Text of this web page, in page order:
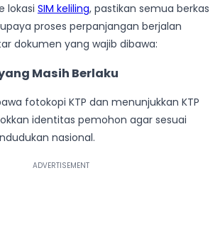
lokasi SIM keliling, pastikan semua berkas
proses perpanjangan berjalan
dokumen yang wajib dibawa:
Masih Berlaku
fotokopi KTP dan menunjukkan KTP
identitas pemohon agar sesuai
nasional.